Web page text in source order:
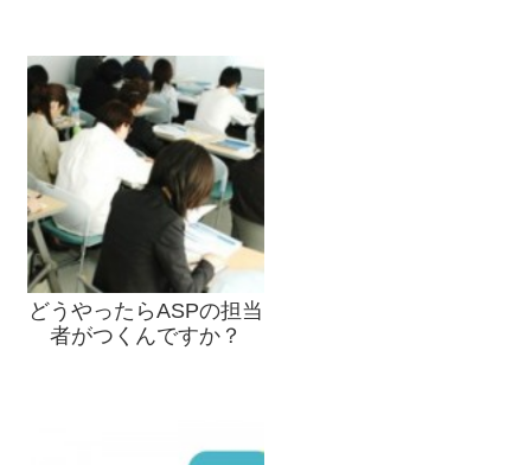
どうやったらASPの担当
者がつくんですか？